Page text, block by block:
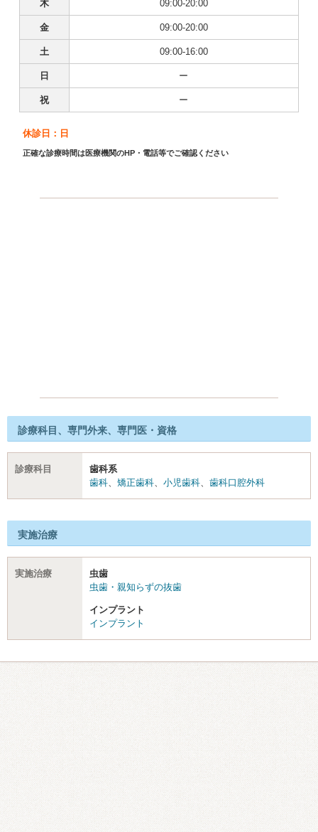
木 09:00-20:00
金 09:00-20:00
土 09:00-16:00
日 ー
祝 ー
休診日：日
正確な診療時間は医療機関のHP・電話等でご確認ください
診療科目、専門外来、専門医・資格
診療科目
歯科系
歯科
矯正歯科 小児歯科 歯科口腔外科
実施治療
実施治療
虫歯
虫歯・親知らずの抜歯
インプラント
インプラント